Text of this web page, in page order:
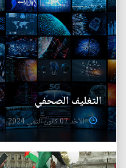
التغليف الصحفي
الأحد 07 كانون الثاني 2024